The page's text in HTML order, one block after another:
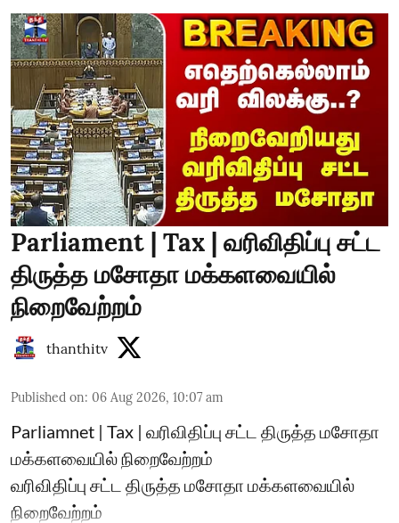
Parliament | Tax | வரிவிதிப்பு சட்ட
திருத்த மசோதா மக்களவையில்
நிறைவேற்றம்
thanthitv
Published on: 06 Aug 2026, 10:07 am
Parliamnet | Tax | வரிவிதிப்பு சட்ட திருத்த மசோதா
மக்களவையில் நிறைவேற்றம்
வரிவிதிப்பு சட்ட திருத்த மசோதா மக்களவையில்
நிறைவேற்றம்